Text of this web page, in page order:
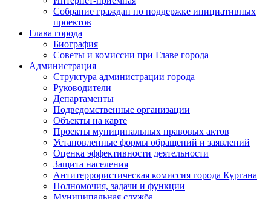
Собрание граждан по поддержке инициативных
проектов
Глава города
Биография
Советы и комиссии при Главе города
Администрация
Структура администрации города
Руководители
Департаменты
Подведомственные организации
Объекты на карте
Проекты муниципальных правовых актов
Установленные формы обращений и заявлений
Оценка эффективности деятельности
Защита населения
Антитеррористическая комиссия города Кургана
Полномочия, задачи и функции
Муниципальная служба